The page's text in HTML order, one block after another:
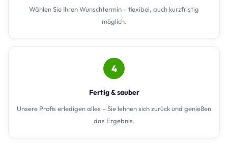
Wählen Sie Ihren Wunschtermin – flexibel, auch kurzfristig
möglich.
4
Fertig & sauber
Unsere Profis erledigen alles – Sie lehnen sich zurück und genießen
das Ergebnis.